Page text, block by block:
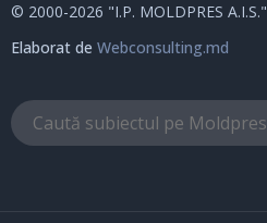
© 2000-2026 "I.P. MOLDPRES A.I.S."
Elaborat de Webconsulting.md